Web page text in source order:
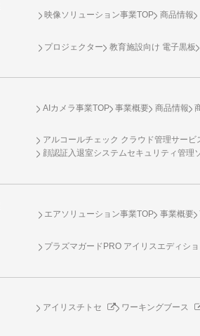
映像ソリューション事業TOP 商品情報
プロジェクター 教育施設向け 電子黒板
AIカメラ事業TOP 事業概要 商品情報
アルコールチェック クラウド管理サービ
顔認証入退室システムセキュリティ管理
エアソリューション事業TOP 事業概要
プラズマガードPRO アイリスエディシ
アイリスチトセ ワーキングブース